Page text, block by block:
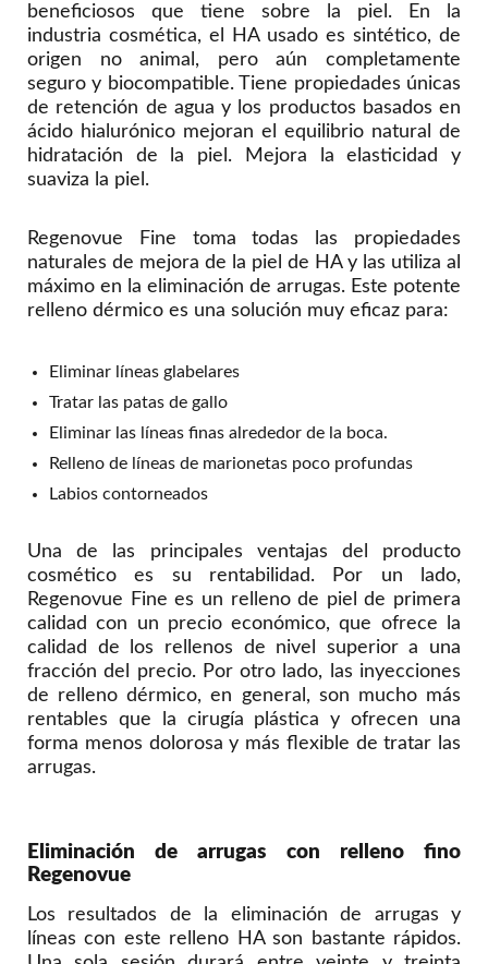
beneficiosos que tiene sobre la piel. En la
industria cosmética, el HA usado es sintético, de
origen no animal, pero aún completamente
seguro y biocompatible. Tiene propiedades únicas
de retención de agua y los productos basados en
ácido hialurónico mejoran el equilibrio natural de
hidratación de la piel. Mejora la elasticidad y
suaviza la piel.
Regenovue Fine toma todas las propiedades
naturales de mejora de la piel de HA y las utiliza al
máximo en la eliminación de arrugas. Este potente
relleno dérmico es una solución muy eficaz para:
Eliminar líneas glabelares
Tratar las patas de gallo
Eliminar las líneas finas alrededor de la boca.
Relleno de líneas de marionetas poco profundas
Labios contorneados
Una de las principales ventajas del producto
cosmético es su rentabilidad. Por un lado,
Regenovue Fine es un relleno de piel de primera
calidad con un precio económico, que ofrece la
calidad de los rellenos de nivel superior a una
fracción del precio. Por otro lado, las inyecciones
de relleno dérmico, en general, son mucho más
rentables que la cirugía plástica y ofrecen una
forma menos dolorosa y más flexible de tratar las
arrugas.
Eliminación de arrugas con relleno fino
Regenovue
Los resultados de la eliminación de arrugas y
líneas con este relleno HA son bastante rápidos.